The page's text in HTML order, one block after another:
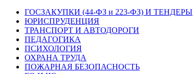
ГОСЗАКУПКИ (44-ФЗ и 223-ФЗ) И ТЕНДЕРЫ
ЮРИСПРУДЕНЦИЯ
ТРАНСПОРТ И АВТОДОРОГИ
ПЕДАГОГИКА
ПСИХОЛОГИЯ
ОХРАНА ТРУДА
ПОЖАРНАЯ БЕЗОПАСНОСТЬ